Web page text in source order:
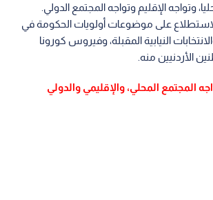
وتواجه الإقليم وتواجه المجتمع الدولي.
الاستطلاع على موضوعات أولويات الحكومة في
النيابية المقبلة، وفيروس كورونا
الأردنيين منه.
المجتمع المحلي، والإقليمي والدولي